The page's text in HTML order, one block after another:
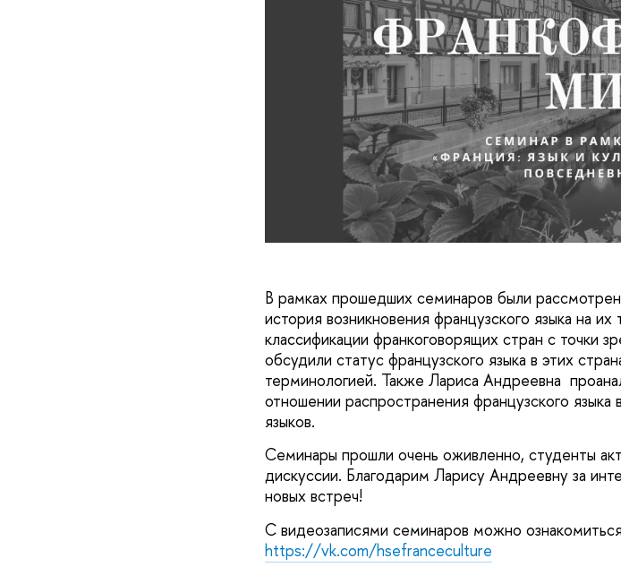
В рамках прошедших семинаров были
история возникновения французского языка на
классификации франкоговорящих стран с точки
обсудили статус французского языка в этих
терминологией. Также Лариса Андреевна
отношении распространения французского
языков.
Семинары прошли очень оживленно, студенты
дискуссии. Благодарим Ларису Андреевну за
новых встреч!
С видеозаписями семинаров можно
https://vk.com/hsefranceculture